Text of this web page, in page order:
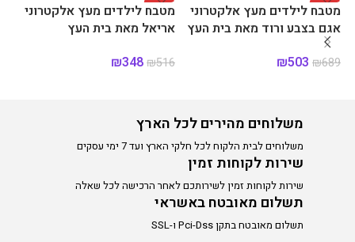
-27%
מטבח לילדים מעץ אלקטרוני
אגם בצבע ורוד מאת בית העץ
₪689
₪503
-33%
מטבח לילדים מעץ אלקטרוני
אריאל מאת בית העץ
₪516
₪348
משלוחים מהירים לכל הארץ
משלוחים לבית הלקוח לכל חלקי הארץ ועד 7 ימי עסקים
שירות לקוחות זמין
שירות לקוחות זמין לשירותכם לאחר הרכישה לכל שאלה
תשלום מאובטח באשראי
תשלום מאובטח בתקן Pci-Dss ו-SSL